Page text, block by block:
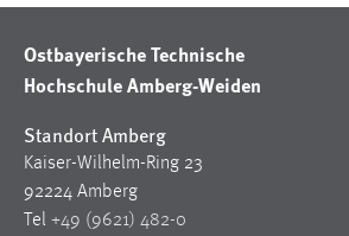
Ostbayerische Technische
Hochschule Amberg-Weiden
Standort Amberg
Kaiser-Wilhelm-Ring 23
92224 Amberg
Tel +49 (9621) 482-0